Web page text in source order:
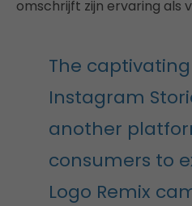
omschrijft zijn ervaring als
The
Instagram
another
consumers to
Logo Remix